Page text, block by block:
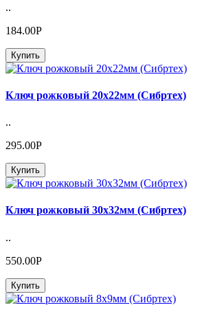
..
184.00Р
Купить
Ключ рожковый 20х22мм (Сибртех)
..
295.00Р
Купить
Ключ рожковый 30х32мм (Сибртех)
..
550.00Р
Купить